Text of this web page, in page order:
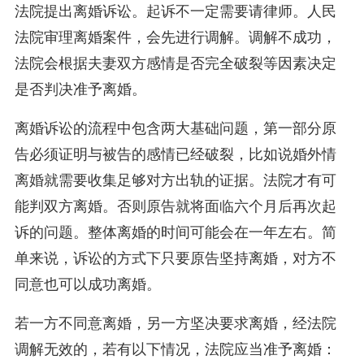
法院提出离婚诉讼。起诉不一定需要请律师。人民
法院审理离婚案件，会先进行调解。调解不成功，
法院会根据夫妻双方感情是否完全破裂等因素决定
是否判决准予离婚。
离婚诉讼的流程中包含两大基础问题，第一部分原
告必须证明与被告的感情已经破裂，比如说婚外情
离婚就需要收集足够对方出轨的证据。法院才有可
能判双方离婚。否则原告就将面临六个月后再次起
诉的问题。整体离婚的时间可能会在一年左右。简
单来说，诉讼的方式下只要原告坚持离婚，对方不
同意也可以成功离婚。
若一方不同意离婚，另一方坚决要求离婚，经法院
调解无效的，若有以下情况，法院应当准予离婚：